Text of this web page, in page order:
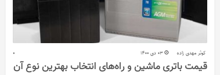
کوثر مهدی زاده 03 دی 1400 0
قیمت باتری ماشین و راه‌های انتخاب بهترین نوع آن